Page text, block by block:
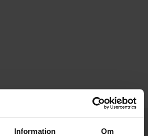
Information Om
1-3 VARDAGARS LEVERANS